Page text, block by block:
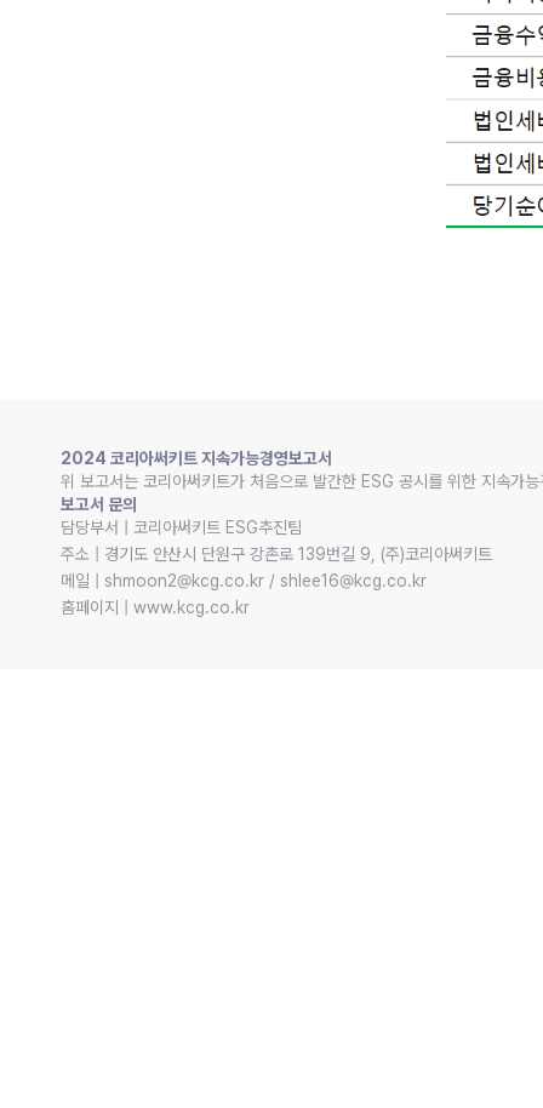
2024 코리아써키트 지속가능경영보고서
위 보고서는 코리아써키트가 처음으로 발간한 ESG 공시를 위한 지속가
보고서 문의
담당부서 | 코리아써키트 ESG추진팀
주소 | 경기도 안산시 단원구 강촌로 139번길 9, (주)코리아써키트
메일 | shmoon2@kcg.co.kr / shlee16@kcg.co.kr
홈페이지 | www.kcg.co.kr